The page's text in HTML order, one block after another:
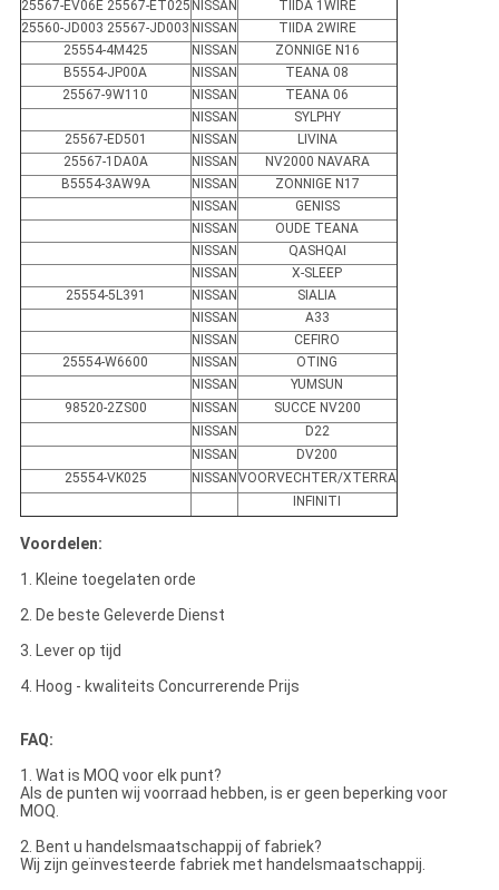
25567-EV06E 25567-ET025 NISSAN
TIIDA 1WIRE
25560-JD003 25567-JD003 NISSAN
TIIDA 2WIRE
25554-4M425
NISSAN
ZONNIGE N16
B5554-JP00A
NISSAN
TEANA 08
25567-9W110
NISSAN
TEANA 06
NISSAN
SYLPHY
25567-ED501
NISSAN
LIVINA
25567-1DA0A
NISSAN
NV2000 NAVARA
B5554-3AW9A
NISSAN
ZONNIGE N17
NISSAN
GENISS
NISSAN
OUDE TEANA
NISSAN
QASHQAI
NISSAN
X-SLEEP
25554-5L391
NISSAN
SIALIA
NISSAN
A33
NISSAN
CEFIRO
25554-W6600
NISSAN
OTING
NISSAN
YUMSUN
98520-2ZS00
NISSAN
SUCCE NV200
NISSAN
D22
NISSAN
DV200
25554-VK025
NISSAN VOORVECHTER/XTERRA
INFINITI
Voordelen:
1. Kleine toegelaten orde
2. De beste Geleverde Dienst
3. Lever op tijd
4. Hoog - kwaliteits Concurrerende Prijs
FAQ:
1. Wat is MOQ voor elk punt?
Als de punten wij voorraad hebben, is er geen beperking voor
MOQ.
2. Bent u handelsmaatschappij of fabriek?
Wij zijn geïnvesteerde fabriek met handelsmaatschappij.